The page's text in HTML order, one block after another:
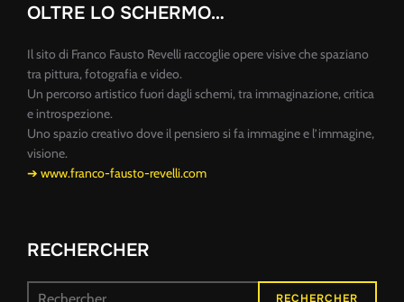
OLTRE LO SCHERMO…
Il sito di Franco Fausto Revelli raccoglie opere visive che spaziano
tra pittura, fotografia e video.
Un percorso artistico fuori dagli schemi, tra immaginazione, critica
e introspezione.
Uno spazio creativo dove il pensiero si fa immagine e l’immagine,
visione.
➔ www.franco-fausto-revelli.com
RECHERCHER
Recherche
RECHERCHER